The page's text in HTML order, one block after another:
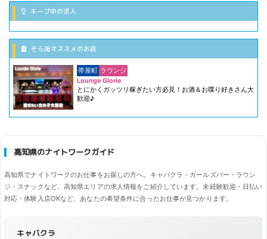
キープ中の求人
そら街オススメのお店
帯屋町 ラウンジ
Lounge Glorie
とにかくガッツリ稼ぎたい方必見！お酒＆お喋り好きさん大
歓迎♪
高知県のナイトワークガイド
高知県でナイトワークのお仕事をお探しの方へ。キャバクラ・ガールズバー・ラウン
ジ・スナックなど、高知県エリアの求人情報をご紹介しています。未経験歓迎・日払い
対応・体験入店OKなど、あなたの希望条件に合ったお仕事が見つかります。
キャバクラ